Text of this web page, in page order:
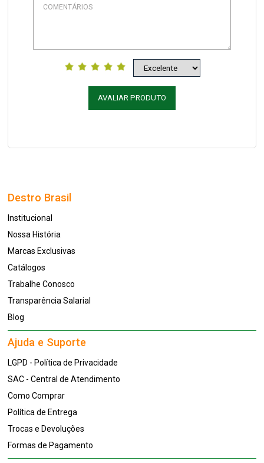
AVALIAR PRODUTO
Destro Brasil
Institucional
Nossa História
Marcas Exclusivas
Catálogos
Trabalhe Conosco
Transparência Salarial
Blog
Ajuda e Suporte
LGPD - Política de Privacidade
SAC - Central de Atendimento
Como Comprar
Política de Entrega
Trocas e Devoluções
Formas de Pagamento